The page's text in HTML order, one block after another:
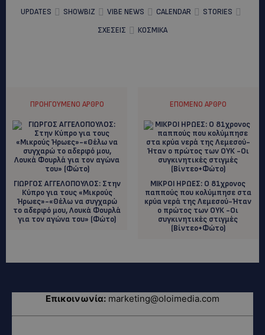
UPDATES SHOWBIZ VIBE NEWS CALENDAR
STORIES
ΣΧΕΣΕΙΣ
ΚΟΣΜΙΚΑ
ΠΡΟΗΓΟΎΜΕΝΟ ΆΡΘΡΟ
ΓΙΩΡΓΟΣ ΑΓΓΕΛΟΠΟΥΛΟΣ: Στην
Κύπρο για τους «Μικρούς
Ήρωες»-«Θέλω να συγχαρώ
το αδερφό μου, Λουκά Φουρλά
για τον αγώνα του» (Φώτο)
ΕΠΌΜΕΝΟ ΆΡΘΡΟ
MΙΚΡΟΙ ΗΡΩΕΣ: O 81χρονος
παππούς που κολύμπησε στα
κρύα νερά της Λεμεσού-Ήταν
ο πρώτος των ΟΥΚ -Οι
συγκινητικές στιγμές
(Βίντεο+Φώτο)
Επικοινωνία: marketing@oloimedia.com